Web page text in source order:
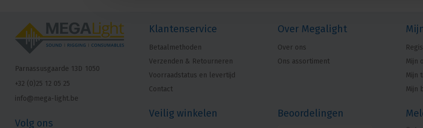
Parnassusgaarde 13D 1050
+32 (0)25 12 05 25
info@mega-light.be
Volg ons
Klantenservice
Betaalmethoden
Verzenden & Retourneren
Voorraadstatus en levertijd
Contact
Over Megalight
Over ons
Ons assortiment
Mijn
Mijn
Mijn
Veilig winkelen Beoordelingen